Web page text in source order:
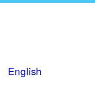
English